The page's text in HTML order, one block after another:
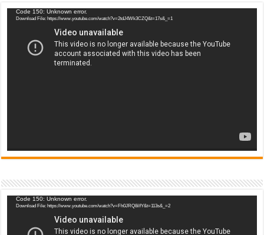
Video
Player
Code 150: Unknown error.
Download File: https://www.youtube.com/watch?v=2tdJ4Wk3CZQ&t=17s&_=1
Video
Player
Code 150: Unknown error.
Download File: https://www.youtube.com/watch?v=Fh0JRQ8ilfY&t=113s&_=2